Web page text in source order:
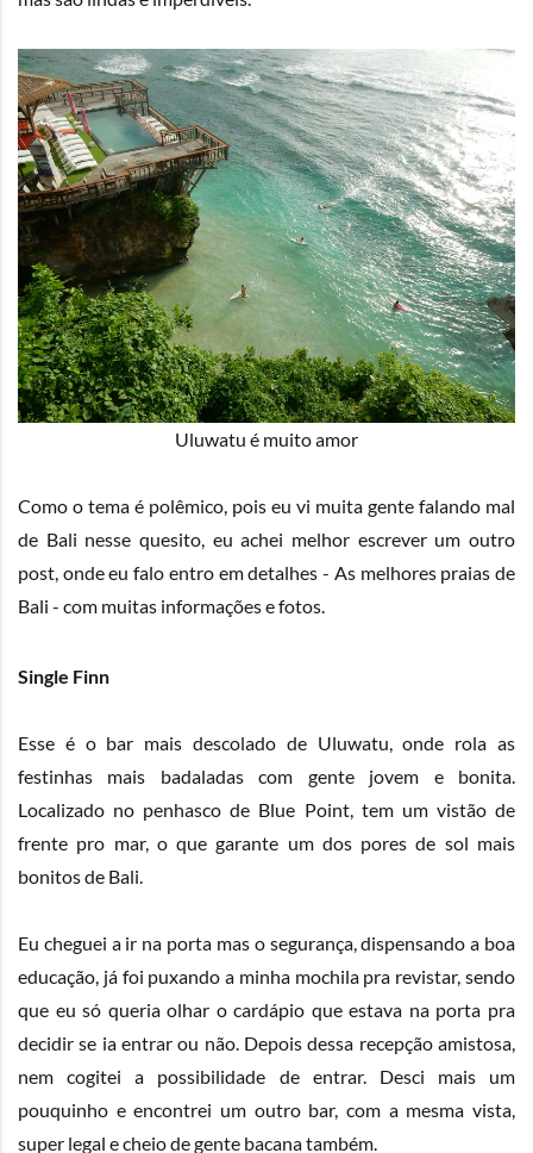
Uluwatu é muito amor
Como o tema é polêmico, pois eu vi muita gente falando mal
de Bali nesse quesito, eu achei melhor escrever um outro
post, onde eu falo entro em detalhes - As melhores praias de
Bali - com muitas informações e fotos.
Single Finn
Esse é o bar mais descolado de Uluwatu, onde rola as
festinhas mais badaladas com gente jovem e bonita.
Localizado no penhasco de Blue Point, tem um vistão de
frente pro mar, o que garante um dos pores de sol mais
bonitos de Bali.
Eu cheguei a ir na porta mas o segurança, dispensando a boa
educação, já foi puxando a minha mochila pra revistar, sendo
que eu só queria olhar o cardápio que estava na porta pra
decidir se ia entrar ou não. Depois dessa recepção amistosa,
nem cogitei a possibilidade de entrar. Desci mais um
pouquinho e encontrei um outro bar, com a mesma vista,
super legal e cheio de gente bacana também.